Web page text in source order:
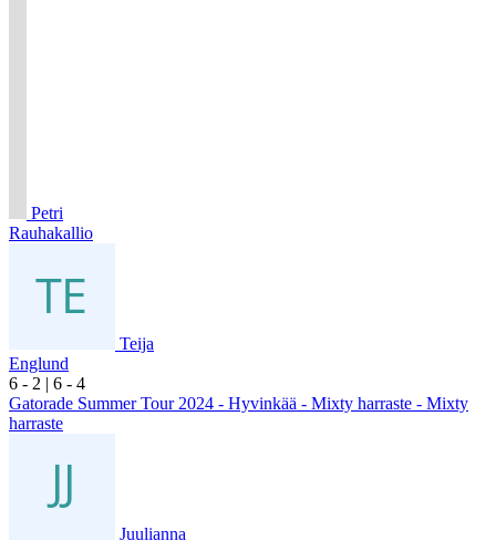
Petri
Rauhakallio
Teija
Englund
6 - 2 | 6 - 4
Gatorade Summer Tour 2024 - Hyvinkää - Mixty harraste - Mixty
harraste
Juulianna